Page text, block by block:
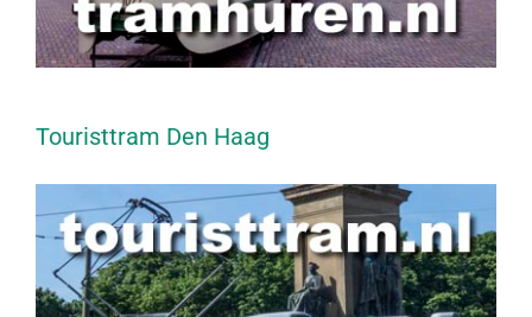
Touristtram Den Haag